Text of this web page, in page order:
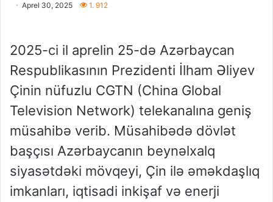
Aprel 30, 2025 1. 912
2025-ci il aprelin 25-də Azərbaycan
Respublikasının Prezidenti İlham Əliyev
Çinin nüfuzlu CGTN (China Global
Television Network) telekanalına geniş
müsahibə verib. Müsahibədə dövlət
başçısı Azərbaycanın beynəlxalq
siyasətdəki mövqeyi, Çin ilə əməkdaşlıq
imkanları, iqtisadi inkişaf və enerji